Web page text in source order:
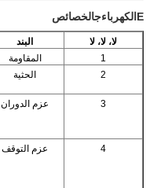
E الكهرباءجالخصائص
لا، لا، لا البند
1
المقاومة
2
الحثية
3 عزم الدوران
4 عزم التوقف